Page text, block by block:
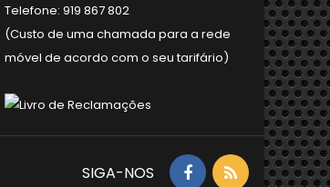
Telefone: 919 867 802
(Custo de uma chamada para a rede
móvel de acordo com o seu tarifário)
SIGA-NOS